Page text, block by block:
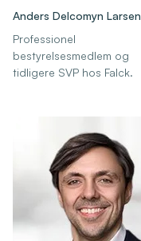
Anders Delcomyn Larsen
Professionel
bestyrelsesmedlem og
tidligere SVP hos Falck.